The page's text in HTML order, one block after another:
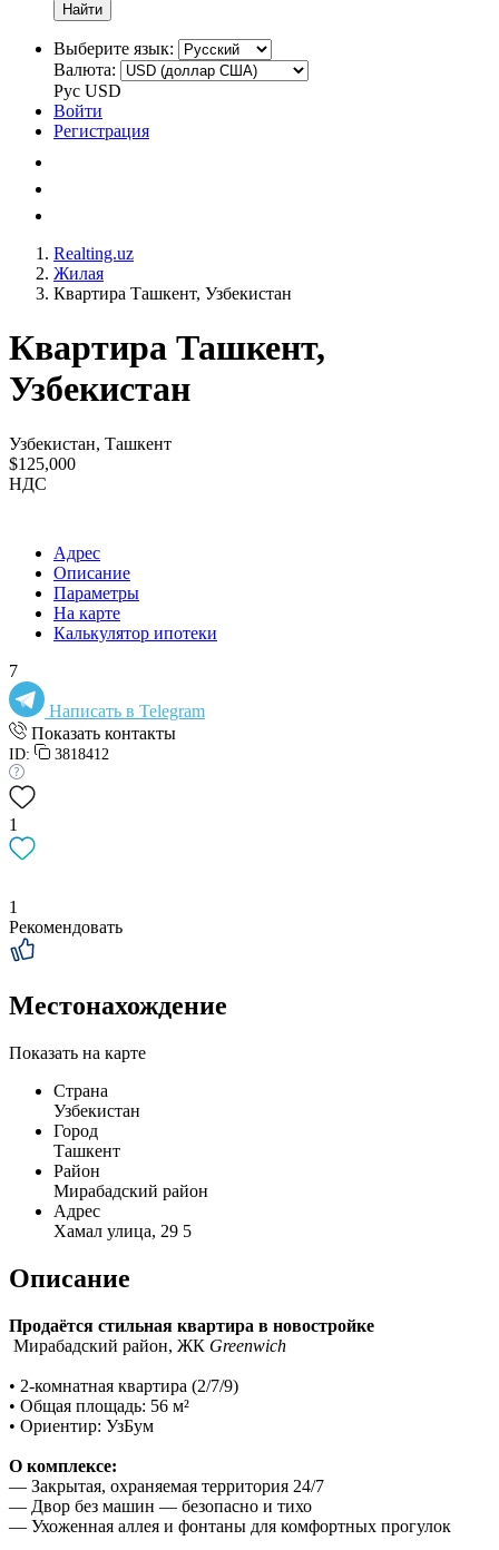
Найти
Выберите язык:
Валюта:
Рус USD
Войти
Регистрация
Realting.uz
Жилая
Квартира Ташкент, Узбекистан
Квартира Ташкент,
Узбекистан
Узбекистан, Ташкент
$125,000
НДС
Адрес
Описание
Параметры
На карте
Калькулятор ипотеки
7
Написать в Telegram
Показать контакты
ID: 3818412
1
1
Рекомендовать
Местонахождение
Показать на карте
Страна
Узбекистан
Город
Ташкент
Район
Мирабадский район
Адрес
Хамал улица, 29 5
Описание
Продаётся стильная квартира в новостройке
Мирабадский район, ЖК Greenwich
• 2-комнатная квартира (2/7/9)
• Общая площадь: 56 м²
• Ориентир: УзБум
О комплексе:
— Закрытая, охраняемая территория 24/7
— Двор без машин — безопасно и тихо
— Ухоженная аллея и фонтаны для комфортных прогулок